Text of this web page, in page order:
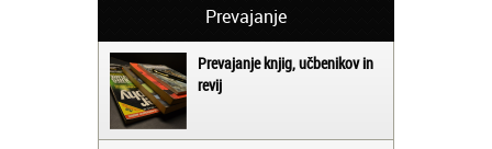
Prevajanje
Prevajanje knjig, učbenikov in
revij